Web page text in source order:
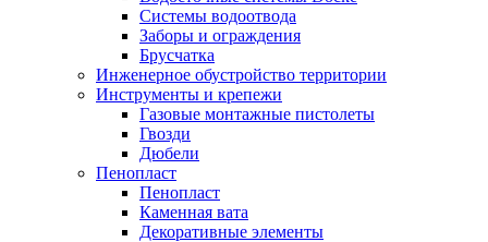
Системы водоотвода
Заборы и ограждения
Брусчатка
Инженерное обустройство территории
Инструменты и крепежи
Газовые монтажные пистолеты
Гвозди
Дюбели
Пенопласт
Пенопласт
Каменная вата
Декоративные элементы